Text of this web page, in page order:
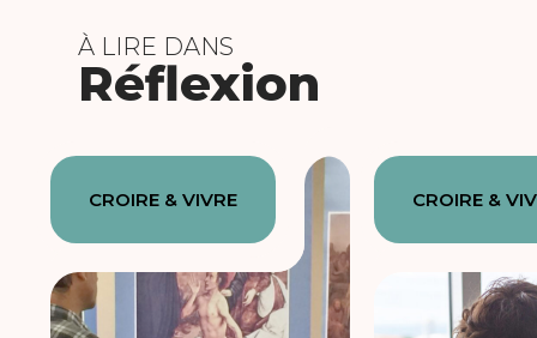
À LIRE DANS
Réflexion
CROIRE & VIVRE CROIRE &